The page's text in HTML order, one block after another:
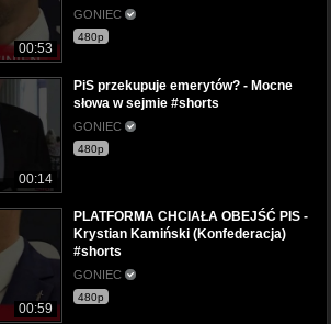
00:53
GONIEC
480p
00:14
PiS przekupuje emerytów? - Mocne
słowa w sejmie #shorts
GONIEC
480p
00:59
PLATFORMA CHCIAŁA OBEJŚĆ PIS -
Krystian Kamiński (Konfederacja)
#shorts
GONIEC
480p